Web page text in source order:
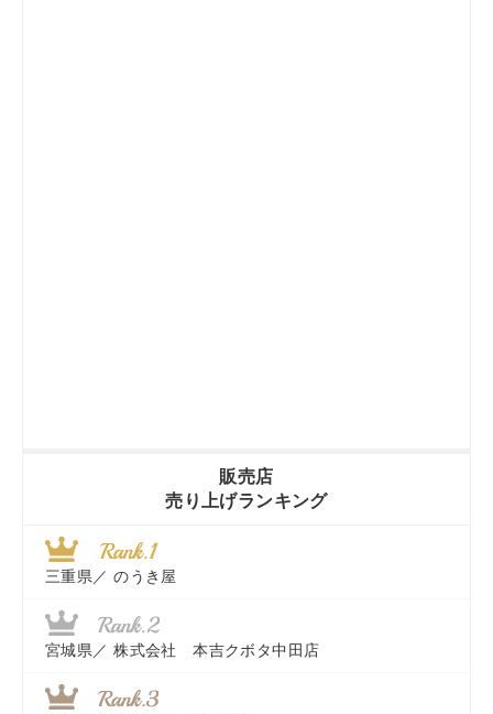
販売店
売り上げランキング
三重県／ のうき屋
宮城県／ 株式会社 本吉クボタ中田店